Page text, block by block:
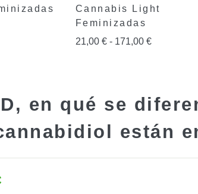
Cannabis Light
Feminizadas
21,00 € - 171,00 €
en qué se
están